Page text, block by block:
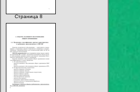
Страница 8